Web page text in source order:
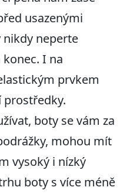
usazenými
neperte
konec. I na
prvkem
prostředky.
boty se vám za
mohou mít
vysoký i nízký
boty s více méně